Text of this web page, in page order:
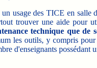
usage des TICE en
trouver une aide
technique que de
les outils, y compris
d'enseignants possédant